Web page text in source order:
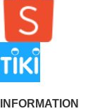
INFORMATION